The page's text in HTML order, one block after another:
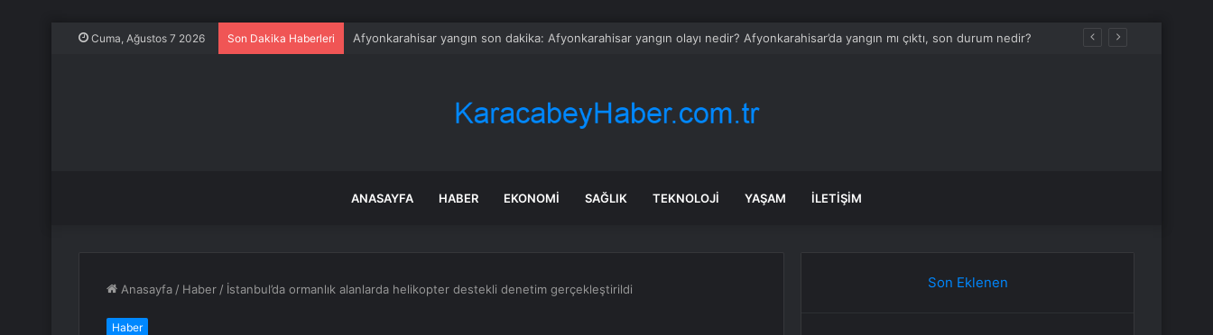
Cuma, Ağustos 7 2026 Son Dakika Haberleri Afyonkarahisar yangın son dakika: Afyonkarahisar yangın olayı nedir? Afyonkarahisar’da yangın mı çıktı, son durum nedir?
ANASAYFA HABER EKONOMI SAĞLIK TEKNOLOJI YAŞAM İLETIŞIM
Anasayfa / Haber / İstanbul’da ormanlık alanlarda helikopter destekli denetim gerçekleştirildi
Haber
Son Eklenen